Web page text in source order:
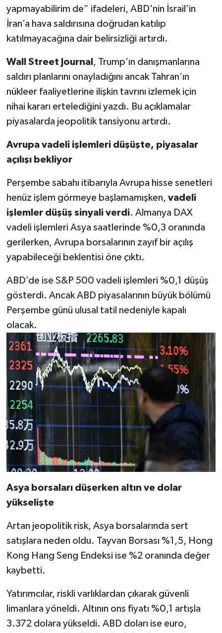
yapmayabilirim de” ifadeleri, ABD'nin İsrail’in
İran’a hava saldırısına doğrudan katılıp
katılmayacağına dair belirsizliği artırdı.
Wall Street Journal , Trump’ın danışmanlarına
saldırı planlarını onayladığını ancak Tahran’ın
nükleer faaliyetlerine ilişkin tavrını izlemek için
nihai kararı ertelediğini yazdı. Bu açıklamalar
piyasalarda jeopolitik tansiyonu artırdı.
Avrupa vadeli işlemleri düşüşte, piyasalar
açılışı bekliyor
Perşembe sabahı itibarıyla Avrupa hisse senetleri
henüz işlem görmeye başlamamışken, vadeli
işlemler düşüş sinyali verdi. Almanya DAX
vadeli işlemleri Asya saatlerinde %0,3 oranında
gerilerken, Avrupa borsalarının zayıf bir açılış
yapabileceği beklentisi öne çıktı.
ABD’de ise S&P 500 vadeli işlemleri %0,1 düşüş
gösterdi. Ancak ABD piyasalarının büyük bölümü
Perşembe günü ulusal tatil nedeniyle kapalı
olacak.
Asya borsaları düşerken altın ve dolar
yükselişte
Artan jeopolitik risk, Asya borsalarında sert
satışlara neden oldu. Tayvan Borsası %1,5, Hong
Kong Hang Seng Endeksi ise %2 oranında değer
kaybetti.
Yatırımcılar, riskli varlıklardan çıkarak güvenli
limanlara yöneldi. Altının ons fiyatı %0,1 artışla
3.372 dolara yükseldi. ABD doları ise euro,